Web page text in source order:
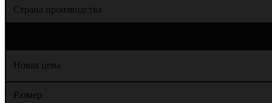
Страна производства
Новая цена
Размер